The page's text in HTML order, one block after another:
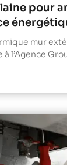
pour
mur
l’Agence